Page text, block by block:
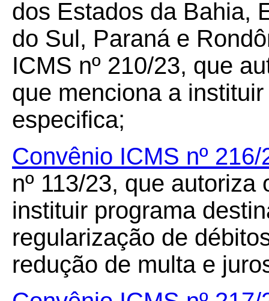
dos Estados da Bahia,
do Sul, Paraná e
ICMS nº 210/23, que
que menciona a
especifica;
Convênio ICMS nº 216/
nº 113/23, que
instituir programa
regularização de
redução de multa e